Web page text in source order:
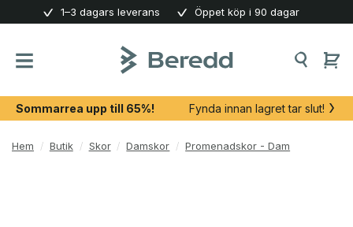
content
1–3 dagars leverans Öppet köp i 90 dagar
Sommarrea upp till 65%! Fynda innan lagret tar slut!
Hem / Butik / Skor / Damskor / Promenadskor - Dam